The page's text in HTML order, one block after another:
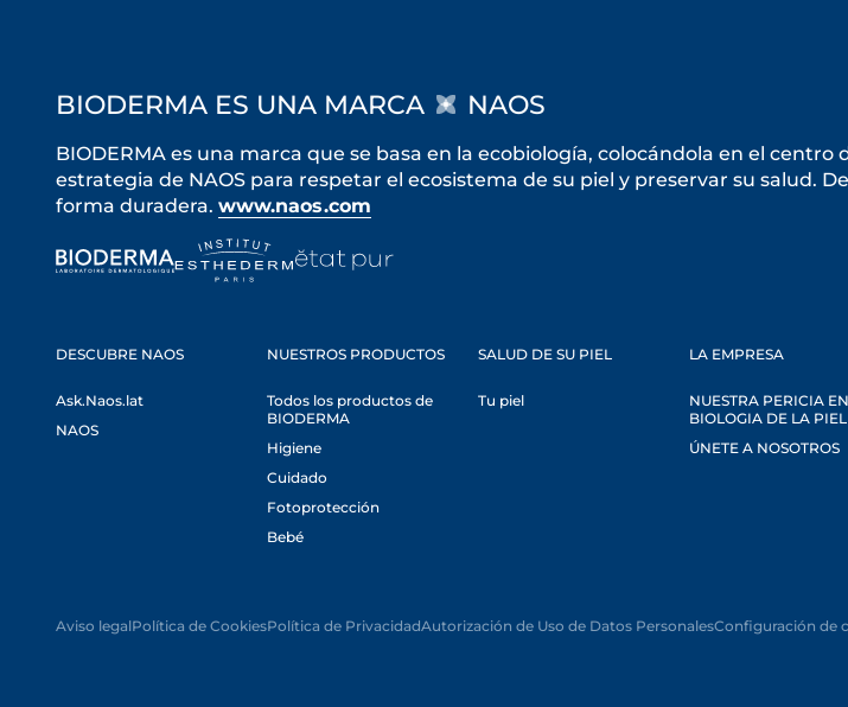
BIODERMA ES UNA MARCA NAOS
BIODERMA es una marca que se basa en la ecobiología, colocándola en el centro
estrategia de NAOS para respetar el ecosistema de su piel y preservar su salud. De
forma duradera. www.naos.com
DESCUBRE NAOS
Ask.Naos.lat
NAOS
NUESTROS PRODUCTOS
Todos los productos de
BIODERMA
Higiene
Cuidado
Fotoprotección
Bebé
SALUD DE SU PIEL
Tu piel
LA EMPRESA
NUESTRA PERICIA
BIOLOGIA DE LA PIEL
ÚNETE A NOSOTROS
Aviso legalPolítica de CookiesPolítica de PrivacidadAutorización de Uso de Datos PersonalesConfiguración de